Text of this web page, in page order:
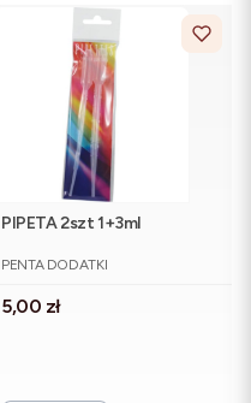
PIPETA 2szt 1+3ml
PRODUCENT
PENTA DODATKI
Cena
5,00 zł